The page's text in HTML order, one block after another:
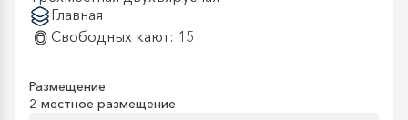
Главная
Свободных кают: 15
Размещение
2-местное размещение